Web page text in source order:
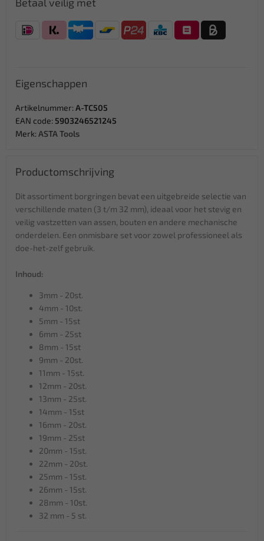
Eigenschappen
Artikelnummer: A-TC505
EAN code: 5903246521245
Merk: ASTA Tools
Productomschrijving
Dit assortiment borgringen bevat een uitgebreide selectie van
verschillende maten (3 t/m 32 mm), ideaal voor het stevig en
veilig vastzetten van assen, bouten en andere mechanische
onderdelen. Een onmisbare set voor zowel professioneel als
doe-het-zelf gebruik.
Inhoud:
3mm - 20st.
4mm - 10st.
5mm - 15st
6mm - 25st
8mm - 15st
9mm - 20st.
11mm - 15st.
12mm - 20st.
13mm - 25st.
14mm - 15st
16mm - 20st.
19mm - 25st
20mm - 15st.
22mm - 20st.
25mm - 15st.
26mm - 15st.
28mm - 10st.
32 mm - 5 st.